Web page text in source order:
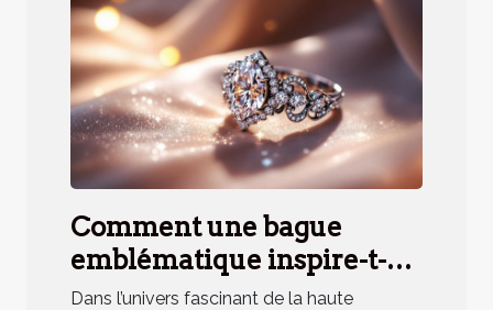
Comment une bague
emblématique inspire-t-
elle un parfum unique ?
Dans l’univers fascinant de la haute